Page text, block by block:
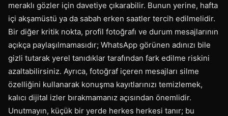
meraklı gözler için davetiye çıkarabilir. Bunun yerine, hafta
içi akşamüstü ya da sabah erken saatler tercih edilmelidir.
Bir diğer kritik nokta, profil fotoğrafı ve durum mesajlarının
açıkça paylaşılmamasıdır; WhatsApp görünen adınızı bile
gizli tutarak yerel tanıdıklar tarafından fark edilme riskini
azaltabilirsiniz. Ayrıca, fotoğraf içeren mesajları silme
özelliğini kullanarak konuşma kayıtlarınızı temizlemek,
kalıcı dijital izler bırakmamanız açısından önemlidir.
Unutmayın, küçük bir yerde herkes herkesi tanır; bu